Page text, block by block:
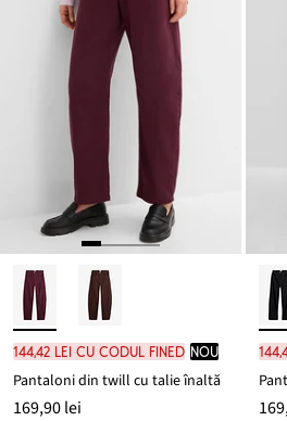
144,42 lei cu codul FINED nou
Pantaloni din twill cu talie înaltă
169,90 lei